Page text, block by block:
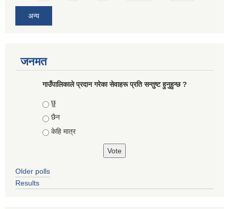
अन्य
जनमत
गाउँपालिकाले प्रदान गरेका सेवाहरू प्रति सन्तुष्ट हुनुहुन्छ ?
Choices
छु
छैन
केहि मात्र
Older polls
Results